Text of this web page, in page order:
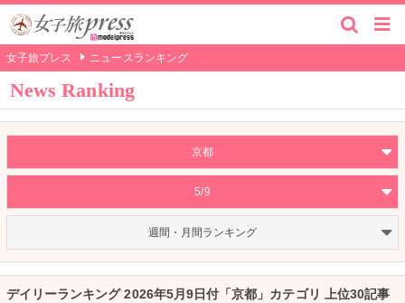
女子旅プレス ニュースランキング
News Ranking
京都
5/9
週間・月間ランキング
デイリーランキング 2026年5月9日付「京都」カテゴリ 上位30記事